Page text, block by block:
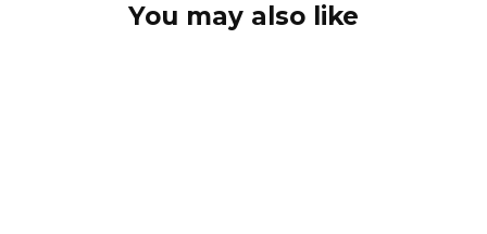
You may also like